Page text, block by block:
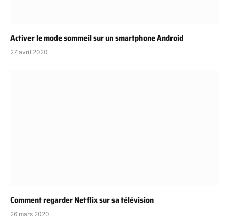
Activer le mode sommeil sur un smartphone Android
27 avril 2020
Comment regarder Netflix sur sa télévision
26 mars 2020